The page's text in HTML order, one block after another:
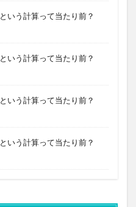
いう計算って当たり前？
いう計算って当たり前？
いう計算って当たり前？
いう計算って当たり前？